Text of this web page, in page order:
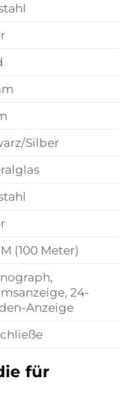
Silber
(100 Meter)
24-
Anzeige
für